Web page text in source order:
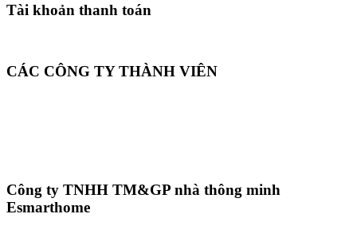
Tài khoản thanh toán
CÁC CÔNG TY THÀNH VIÊN
Công ty TNHH TM&GP nhà thông minh
Esmarthome